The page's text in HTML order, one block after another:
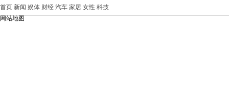
首页 新闻 娱体 财经 汽车 家居 女性 科技
网站地图